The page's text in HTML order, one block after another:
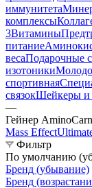
иммунитета
комплексы
3Витамины
питание
весаПодарочные
изотоники
спортивная
связокШейкеры и
—
Гейнер
Mass Effect
Фильтр
По умолчанию
Бренд (убывание)
Бренд